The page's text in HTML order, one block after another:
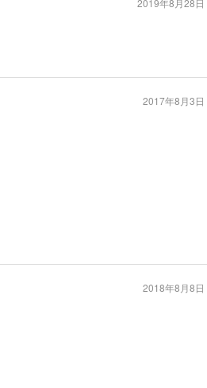
2019年8月28日
2017年8月3日
2018年8月8日